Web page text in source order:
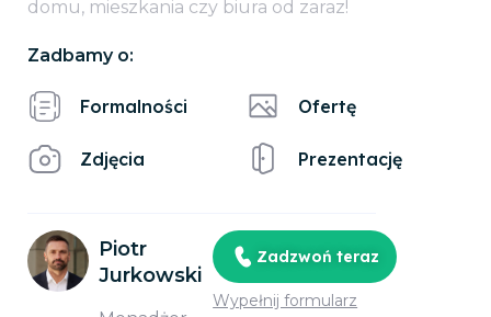
domu, mieszkania czy biura od zaraz!
Zadbamy o:
Formalności
Zdjęcia
Ofertę
Prezentację
Piotr
Jurkowski
Zadzwoń teraz
Wypełnij formularz